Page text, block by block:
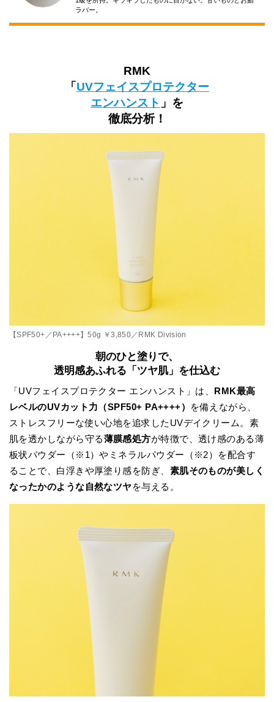
ラバー。
RMK
「 UVフェイスプロテクター
エンハンスト 」を
徹底分析！
【SPF50+／PA++++】50g ￥3,850／RMK Division
朝のひと塗りで、
透明感あふれる「ツヤ肌」を仕込む
「UVフェイスプロテクター エンハンスト」は、 RMK最高
レベルのUVカット力（SPF50+ PA++++）
を備えながら、
ストレスフリーな使い心地を追求したUVデイクリーム。素
肌を透かしながら守る薄膜感処方が特徴で、透け感のある薄
板状パウダー（※1）やミネラルパウダー（※2）を配合す
ることで、白浮きや厚塗り感を防ぎ、 素肌そのものが美しく
なったかのような自然なツヤを与える。